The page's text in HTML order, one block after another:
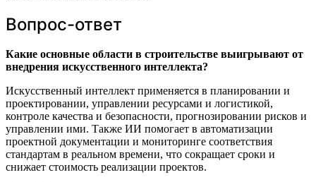
Вопрос-ответ
Какие основные области в строительстве выигрывают от
внедрения искусственного интеллекта?
Искусственный интеллект применяется в планировании и
проектировании, управлении ресурсами и логистикой,
контроле качества и безопасности, прогнозировании рисков и
управлении ими. Также ИИ помогает в автоматизации
проектной документации и мониторинге соответствия
стандартам в реальном времени, что сокращает сроки и
снижает стоимость реализации проектов.